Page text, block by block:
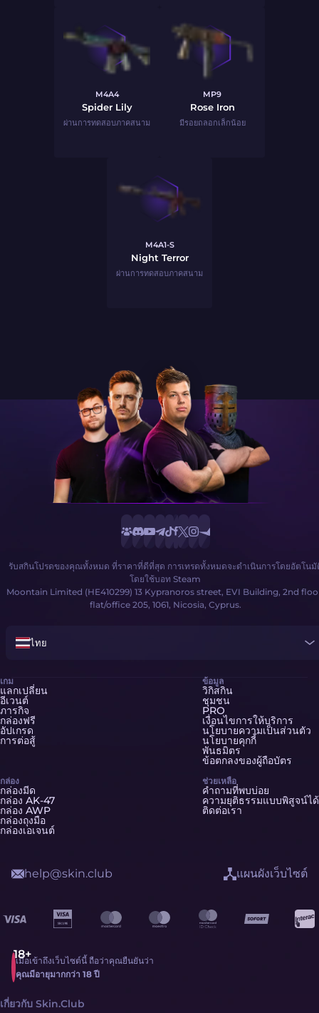
M4A4
Spider Lily
ผ่านการทดสอบภาคสนาม
MP9
Rose Iron
มีรอยถลอกเล็กน้อย
M4A1-S
Night Terror
ผ่านการทดสอบภาคสนาม
รับสกินโปรดของคุณทั้งหมด ที่ราคาที่ดีที่สุด การเทรดทั้งหมดจะดำเนินการโดยอัตโนมั
โดยใช้บอท Steam
Moontain Limited (HE410299) 13 Kypranoros street, EVI Building, 2nd
flat/office 205, 1061, Nicosia, Cyprus.
ไทย
เกม
แลกเปลี่ยน
อีเวนต์
ภารกิจ
กล่องฟรี
อัปเกรด
การต่อสู้
กล่อง
กล่องมีด
กล่อง AK-47
กล่อง AWP
กล่องถุงมือ
กล่องเอเจนต์
ข้อมูล
วิกิสกิน
ชุมชน
PRO
เงื่อนไขการให้บริการ
นโยบายความเป็นส่วนตัว
นโยบายคุกกี้
พันธมิตร
ข้อตกลงของผู้ถือบัตร
ช่วยเหลือ
คำถามที่พบบ่อย
ความยุติธรรมแบบพิสูจน์ได้
ติดต่อเรา
เมื่อเข้าถึงเว็บไซต์นี้ ถือว่าคุณยืนยันว่า
คุณมีอายุมากกว่า 18 ปี
help@skin.club แผนผังเว็บไซต์
เกี่ยวกับ Skin.Club